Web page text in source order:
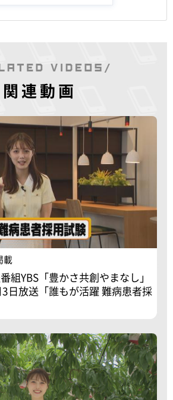
関連動画
載
組YBS「豊かさ共創やまなし」
日放送「誰もが活躍 難病患者採